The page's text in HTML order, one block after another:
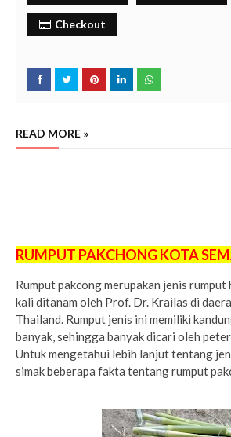
Checkout
READ MORE »
RUMPUT PAKCHONG KOTA
Rumput pakcong merupakan jenis
kali ditanam oleh Prof. Dr. Krailas di
Thailand. Rumput jenis ini memiliki
banyak, sehingga banyak dicari oleh
Untuk mengetahui lebih lanjut tentang
simak beberapa fakta tentang rumput